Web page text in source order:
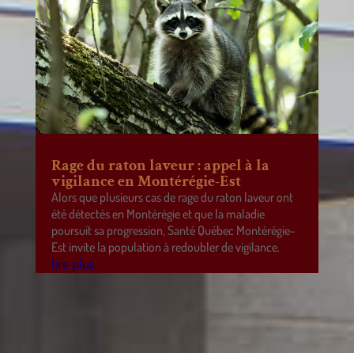
Rage du raton laveur : appel à la
vigilance en Montérégie-Est
Alors que plusieurs cas de rage du raton laveur ont
été détectés en Montérégie et que la maladie
poursuit sa progression, Santé Québec Montérégie-
Est invite la population à redoubler de vigilance.
lire plus